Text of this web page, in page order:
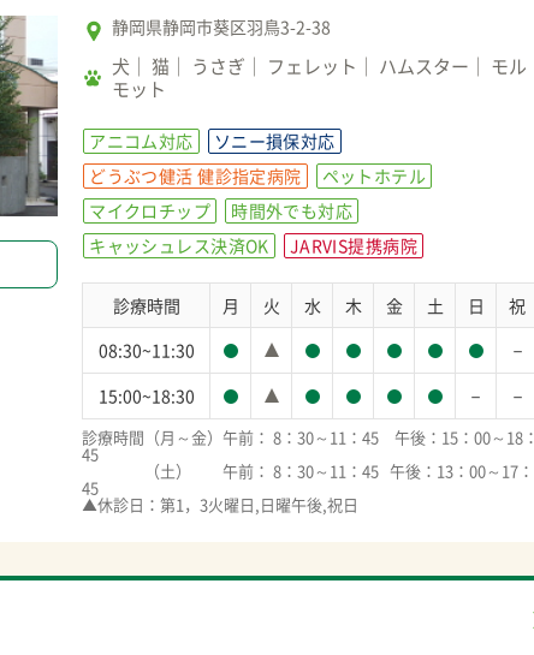
静岡県静岡市葵区羽鳥3-2-38
犬 猫 うさぎ フェレット ハムスター
モル
モット
アニコム対応
ソニー損保対応
どうぶつ健活 健診指定病院
ペットホテル
マイクロチップ
時間外でも対応
キャッシュレス決済OK
JARVIS提携病院
診療時間 月 火 水 木 金 土 日
祝
08:30~11:30
－
15:00~18:30 － －
診療時間（月～金）午前： 8：30～11：45　午後：15：00～18：
45
（土）　　午前： 8：30～11：45   午後：13：00～17：
45
▲休診日：第1，3火曜日,日曜午後,祝日